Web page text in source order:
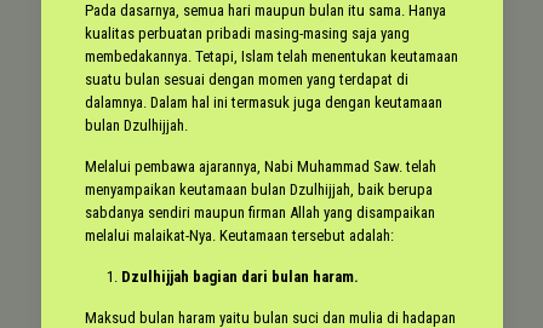
Pada dasarnya, semua hari maupun bulan itu sama. Hanya
kualitas perbuatan pribadi masing-masing saja yang
membedakannya. Tetapi, Islam telah menentukan keutamaan
suatu bulan sesuai dengan momen yang terdapat di
dalamnya. Dalam hal ini termasuk juga dengan keutamaan
bulan Dzulhijjah.
Melalui pembawa ajarannya, Nabi Muhammad Saw. telah
menyampaikan keutamaan bulan Dzulhijjah, baik berupa
sabdanya sendiri maupun firman Allah yang disampaikan
melalui malaikat-Nya. Keutamaan tersebut adalah:
Dzulhijjah bagian dari bulan haram.
Maksud bulan haram yaitu bulan suci dan mulia di hadapan